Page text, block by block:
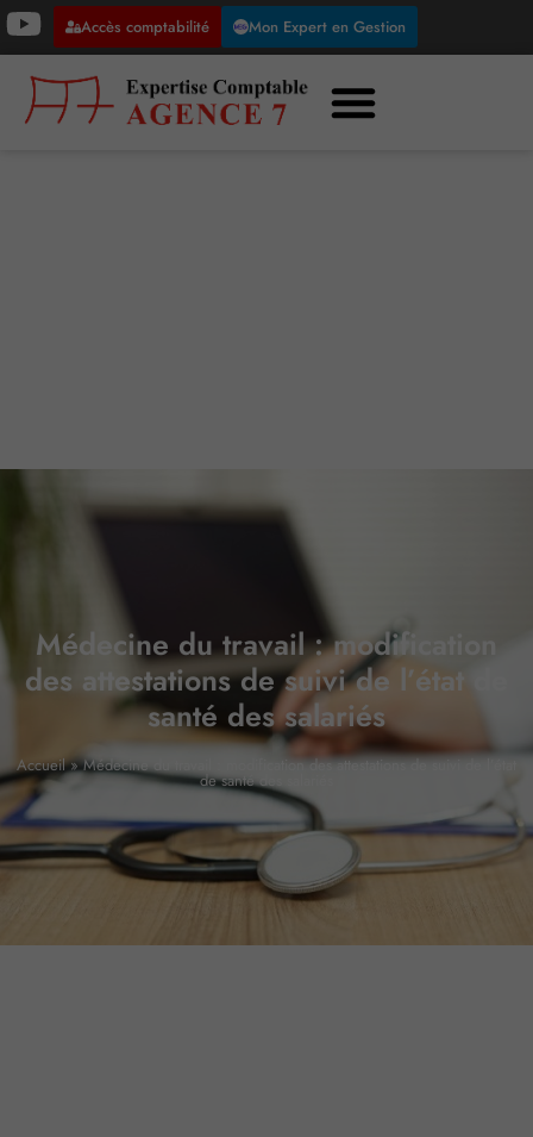
Accès comptabilité Mon Expert en Gestion
Médecine du travail : modification
des attestations de suivi de l’état de
santé des salariés
Accueil»Médecine du travail : modification des attestations de suivi de l’état
de santé des salariés